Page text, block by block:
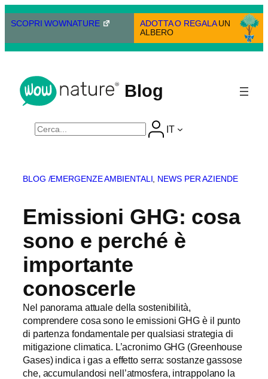
Vai
alSCOPRI WOWNATURE ADOTTA O REGALAUN
ALBERO
Blog
Cerca IT
BLOG /EMERGENZE AMBIENTALI NEWS PER AZIENDE
Emissioni GHG: cosa
sono e perché è
importante
conoscerle
Nel panorama attuale della sostenibilità,
comprendere cosa sono le emissioni GHG è il punto
di partenza fondamentale per qualsiasi strategia di
mitigazione climatica. L’acronimo GHG (Greenhouse
Gases) indica i gas a effetto serra: sostanze gassose
che, accumulandosi nell’atmosfera, intrappolano la